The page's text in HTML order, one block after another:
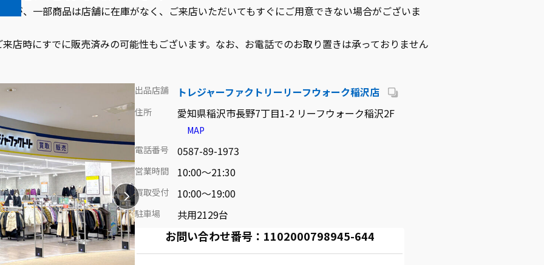
すが、一部商品は店舗に在庫がなく、ご来店いただいてもすぐにご用意できない場合がございま
店時にすでに販売済みの可能性もございます。なお、お電話でのお取り置きは承っておりません
出品店舗 トレジャーファクトリーリーフウォーク稲沢店
住所 愛知県稲沢市長野7丁目1-2 リーフウォーク稲沢2F
MAP
電話番号
0587-89-1973
営業時間 10:00～21:30
買取受付 10:00～19:00
駐車場 共用2129台
お問い合わせ番号：1102000798945-644